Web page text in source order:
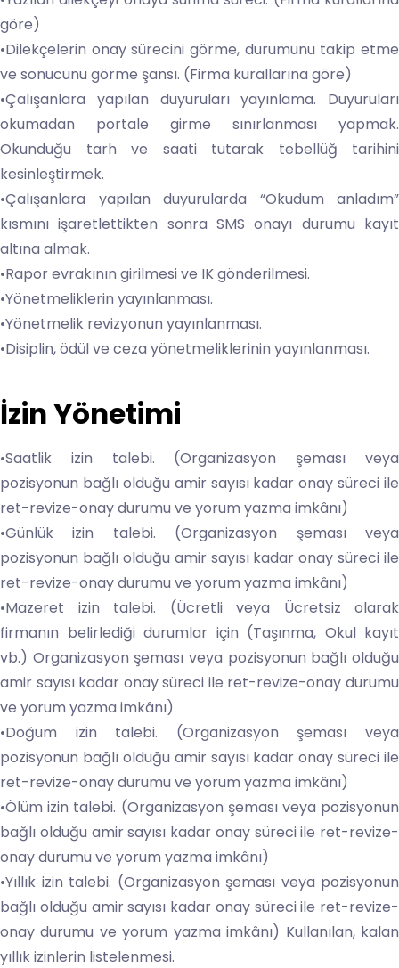
göre)
•Dilekçelerin onay sürecini görme, durumunu takip etme
ve sonucunu görme şansı. (Firma kurallarına göre)
•Çalışanlara yapılan duyuruları yayınlama. Duyuruları
okumadan portale girme sınırlanması yapmak.
Okunduğu tarh ve saati tutarak tebellüğ tarihini
kesinleştirmek.
•Çalışanlara yapılan duyurularda “Okudum anladım”
kısmını işaretlettikten sonra SMS onayı durumu kayıt
altına almak.
•Rapor evrakının girilmesi ve IK gönderilmesi.
•Yönetmeliklerin yayınlanması.
•Yönetmelik revizyonun yayınlanması.
•Disiplin, ödül ve ceza yönetmeliklerinin yayınlanması.
İzin Yönetimi
•Saatlik izin talebi. (Organizasyon şeması veya
pozisyonun bağlı olduğu amir sayısı kadar onay süreci ile
ret-revize-onay durumu ve yorum yazma imkânı)
•Günlük izin talebi. (Organizasyon şeması veya
pozisyonun bağlı olduğu amir sayısı kadar onay süreci ile
ret-revize-onay durumu ve yorum yazma imkânı)
•Mazeret izin talebi. (Ücretli veya Ücretsiz olarak
firmanın belirlediği durumlar için (Taşınma, Okul kayıt
vb.) Organizasyon şeması veya pozisyonun bağlı olduğu
amir sayısı kadar onay süreci ile ret-revize-onay durumu
ve yorum yazma imkânı)
•Doğum izin talebi. (Organizasyon şeması veya
pozisyonun bağlı olduğu amir sayısı kadar onay süreci ile
ret-revize-onay durumu ve yorum yazma imkânı)
•Ölüm izin talebi. (Organizasyon şeması veya pozisyonun
bağlı olduğu amir sayısı kadar onay süreci ile ret-revize-
onay durumu ve yorum yazma imkânı)
•Yıllık izin talebi. (Organizasyon şeması veya pozisyonun
bağlı olduğu amir sayısı kadar onay süreci ile ret-revize-
onay durumu ve yorum yazma imkânı) Kullanılan, kalan
yıllık izinlerin listelenmesi.